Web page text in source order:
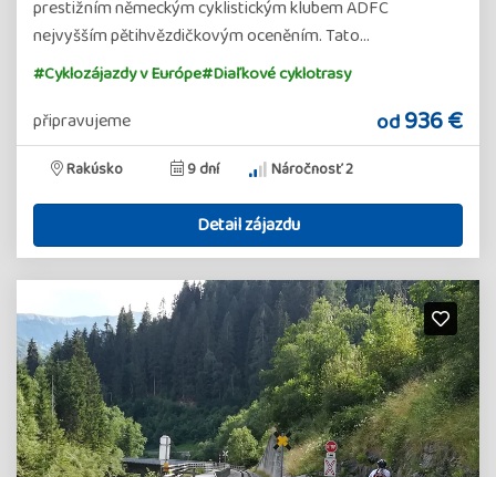
prestižním německým cyklistickým klubem ADFC
nejvyšším pětihvězdičkovým oceněním. Tato…
#Cyklozájazdy v Európe#Diaľkové cyklotrasy
připravujeme od936 €
Rakúsko 9 dní Náročnosť 2
Detail zájazdu